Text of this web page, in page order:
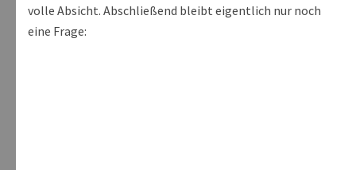
volle Absicht. Abschließend bleibt eigentlich nur noch
eine Frage: